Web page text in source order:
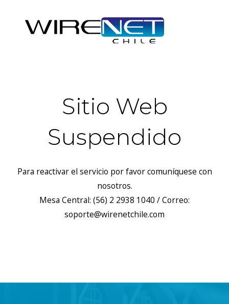
Sitio Web
Suspendido
Para reactivar el servicio por favor comuníquese con
nosotros.
Mesa Central: (56) 2 2938 1040 / Correo:
soporte@wirenetchile.com